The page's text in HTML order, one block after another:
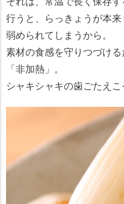
行うと、らっきょうが本来
弱められてしまうから。
素材の食感を守りつづけ
「非加熱」。
シャキシャキの歯ごたえこ